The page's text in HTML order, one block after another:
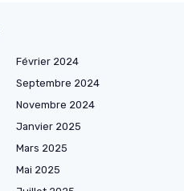
Février 2024
Septembre 2024
Novembre 2024
Janvier 2025
Mars 2025
Mai 2025